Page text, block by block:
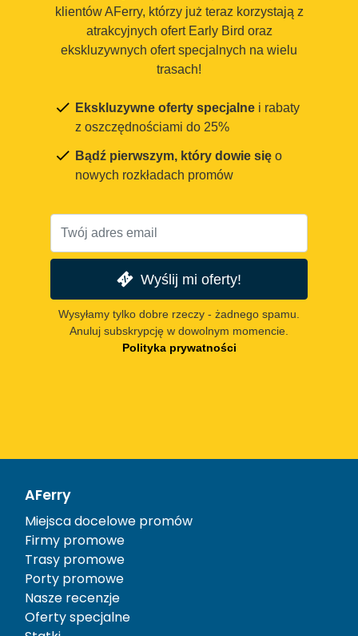
klientów AFerry, którzy już teraz korzystają z
atrakcyjnych ofert Early Bird oraz
ekskluzywnych ofert specjalnych na wielu
trasach!
Ekskluzywne oferty specjalne i rabaty
z oszczędnościami do 25%
Bądź pierwszym, który dowie się o
nowych rozkładach promów
Wyślij mi oferty!
Wysyłamy tylko dobre rzeczy - żadnego spamu.
Anuluj subskrypcję w dowolnym momencie.
Polityka prywatności
AFerry
Miejsca docelowe promów
Firmy promowe
Trasy promowe
Porty promowe
Nasze recenzje
Oferty specjalne